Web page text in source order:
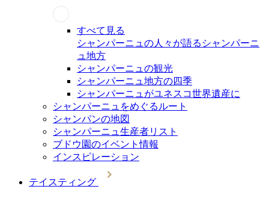
すべて見る
シャンパーニュの人々が語るシャンパーニ
ュ地方
シャンパーニュの観光
シャンパーニュ地方の四季
シャンパーニュがユネスコ世界遺産に
シャンパーニュをめぐるルート
シャンパンの地図
シャンパーニュ生産者リスト
ブドウ園のイベント情報
インスピレーション
テイスティング